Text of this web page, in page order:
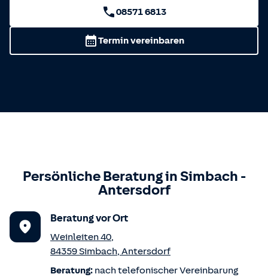
08571 6813
Termin vereinbaren
Persönliche Beratung inSimbach -
Antersdorf
Beratung vor Ort
Weinleiten 40,
84359Simbach, Antersdorf
Beratung: nach telefonischer Vereinbarung